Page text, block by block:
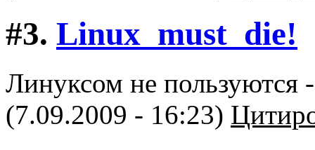
#3. Linux_must_die!
Линуксом не пользуются
(7.09.2009 - 16:23)